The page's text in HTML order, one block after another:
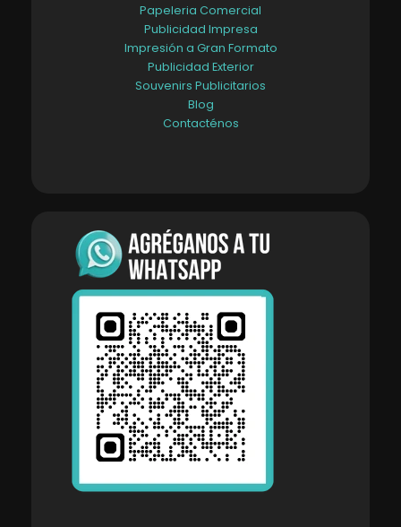
Papeleria Comercial
Publicidad Impresa
Impresión a Gran Formato
Publicidad Exterior
Souvenirs Publicitarios
Blog
Contacténos